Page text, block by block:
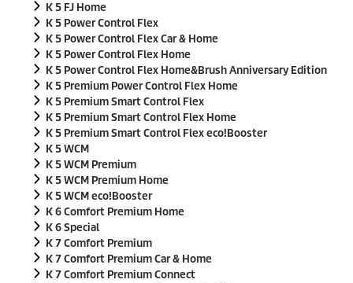
K 5 FJ Home
K 5 Power Control Flex
K 5 Power Control Flex Car & Home
K 5 Power Control Flex Home
K 5 Power Control Flex Home&Brush Anniversary Edition
K 5 Premium Power Control Flex Home
K 5 Premium Smart Control Flex
K 5 Premium Smart Control Flex Home
K 5 Premium Smart Control Flexeco!Booster
K 5 WCM
K 5 WCM Premium
K 5 WCM Premium Home
K 5 WCMeco!Booster
K 6 Comfort Premium Home
K 6 Special
K 7 Comfort Premium
K 7 Comfort Premium Car & Home
K 7 Comfort Premium Connect